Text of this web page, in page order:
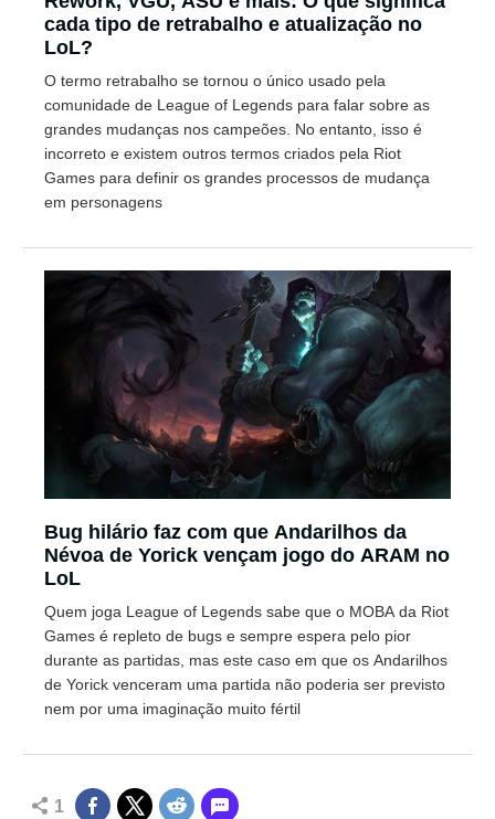
cada tipo de retrabalho e atualização no
LoL?
O termo retrabalho se tornou o único usado pela
comunidade de League of Legends para falar sobre as
grandes mudanças nos campeões. No entanto, isso é
incorreto e existem outros termos criados pela Riot
Games para definir os grandes processos de mudança
em personagens
Bug hilário faz com que Andarilhos da
Névoa de Yorick vençam jogo do ARAM no
LoL
Quem joga League of Legends sabe que o MOBA da Riot
Games é repleto de bugs e sempre espera pelo pior
durante as partidas, mas este caso em que os Andarilhos
de Yorick venceram uma partida não poderia ser previsto
nem por uma imaginação muito fértil
1